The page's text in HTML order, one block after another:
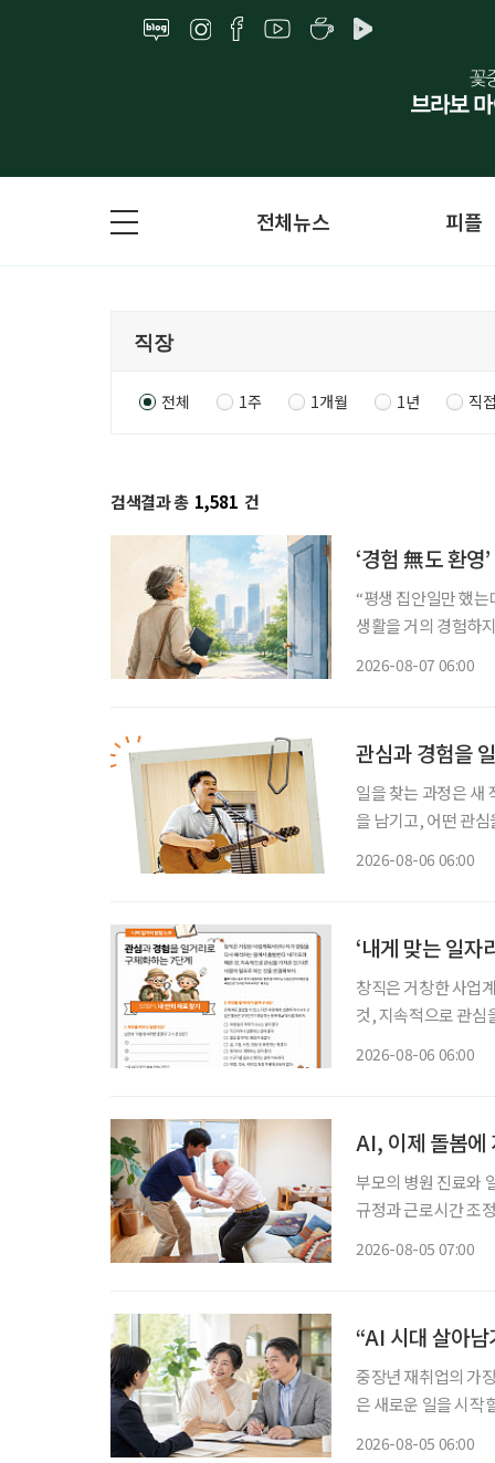
전체뉴스 피플
전체 1주 1개월 1년 직
검색결과 총 1,581 건
‘경험 無도 환영
“평생 집안일만 했
생활을 거의 경험하
2026-08-07 06:00
관심과 경험을
일을 찾는 과정은 새
을 남기고, 어떤 관
2026-08-06 06:00
‘내게 맞는 일자
창직은 거창한 사업
것, 지속적으로 관심을
2026-08-06 06:00
AI, 이제 돌봄에
부모의 병원 진료와
규정과 근로시간 조
2026-08-05 07:00
“AI 시대 살아
중장년 재취업의 가
은 새로운 일을 시작
2026-08-05 06:00